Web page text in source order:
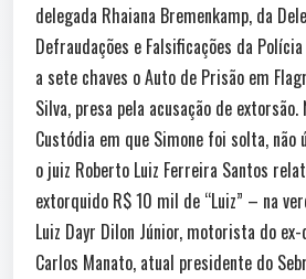
delegada Rhaiana Bremenkamp, da
Defraudações e Falsificações da
a sete chaves o Auto de Prisão em
Silva, presa pela acusação de extorsão.
Custódia em que Simone foi solta,
o juiz Roberto Luiz Ferreira Santos
extorquido R$ 10 mil de “Luiz” – na
Luiz Dayr Dilon Júnior, motorista do
Carlos Manato, atual presidente do